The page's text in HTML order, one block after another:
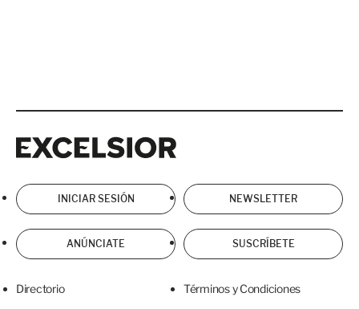
INICIAR SESIÓN NEWSLETTER
ANÚNCIATE SUSCRÍBETE
Directorio Términos y Condiciones